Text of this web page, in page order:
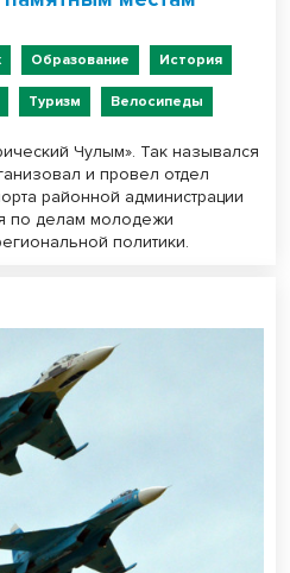
Образование История
Туризм Велосипеды
Чулым». Так назывался
и провел отдел
районной администрации
по делам молодежи
политики.